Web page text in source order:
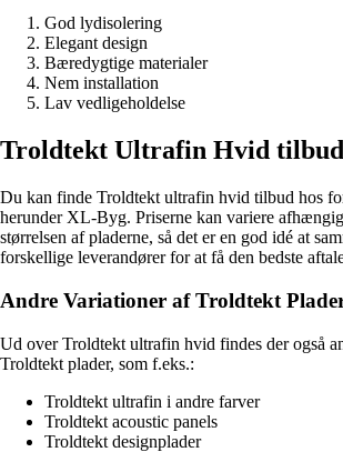
God lydisolering
Elegant design
Bæredygtige materialer
Nem installation
Lav vedligeholdelse
Troldtekt Ultrafin Hvid
Du kan finde Troldtekt ultrafin hvid tilbud hos
herunder XL-Byg. Priserne kan variere
størrelsen af pladerne, så det er en god idé at
forskellige leverandører for at få den bedste
Andre Variationer af Troldtekt
Ud over Troldtekt ultrafin hvid findes der også
Troldtekt plader, som f.eks.:
Troldtekt ultrafin i andre farver
Troldtekt acoustic panels
Troldtekt designplader